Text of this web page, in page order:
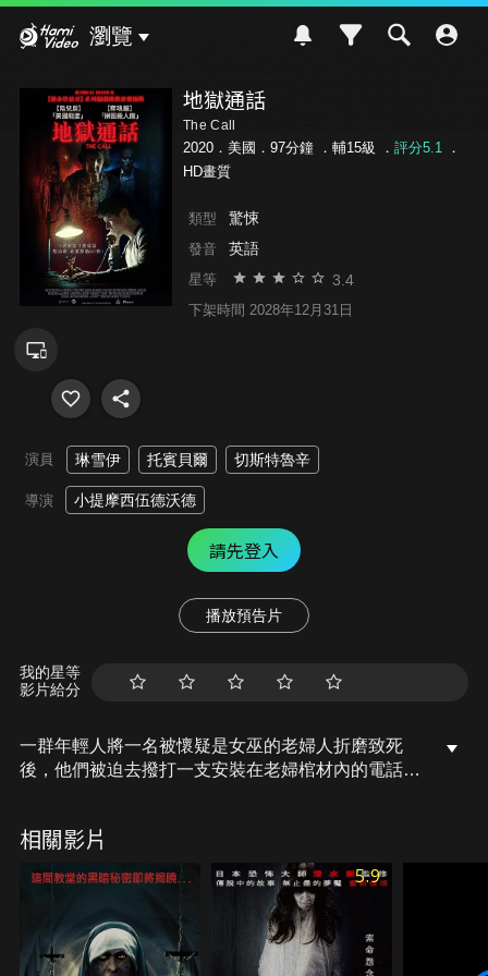
瀏覽
地獄通話
The Call
2020．美國．97分鐘 ． 輔15級 ． 評分5.1．
HD畫質
類型 驚悚
發音 英語
星等 3.4
下架時間 2028年12月31日
演員 琳雪伊 托賓貝爾 切斯特魯辛
導演 小提摩西伍德沃德
請先登入
播放預告片
我的星等
影片給分
一群年輕人將一名被懷疑是女巫的老婦人折磨致死
後，他們被迫去撥打一支安裝在老婦棺材內的電話，
相關影片
5.9